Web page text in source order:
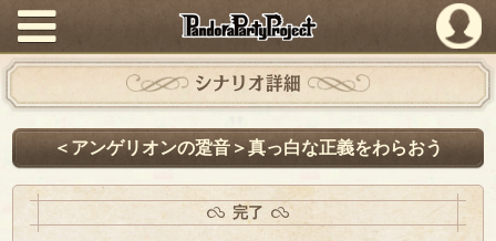
PandoraPartyProject
シナリオ詳細
＜アンゲリオンの跫音＞真っ白な正義をわらおう
完了